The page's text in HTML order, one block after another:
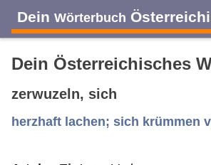
Dein Wörterbuch
A B C D E F
Dein Österreichisches
zerwuzeln, sich
herzhaft lachen; sich krümmen